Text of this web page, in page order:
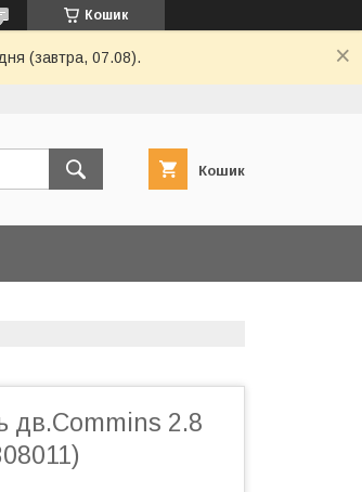
Кошик
(завтра, 07.08).
Кошик
дв.Commins 2.8